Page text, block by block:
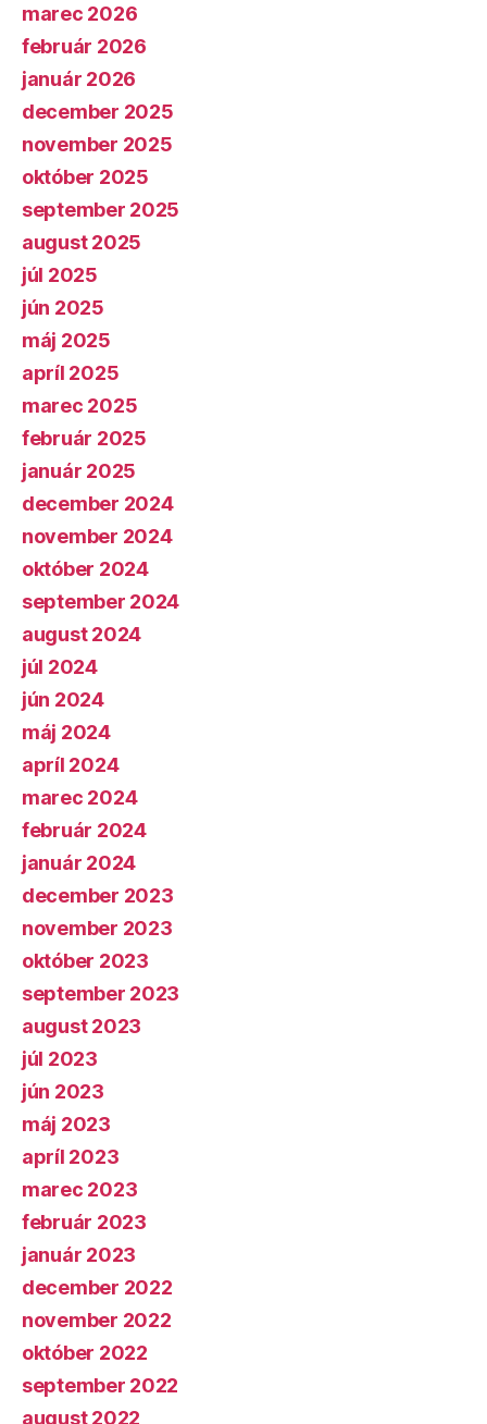
marec 2026
február 2026
január 2026
december 2025
november 2025
október 2025
september 2025
august 2025
júl 2025
jún 2025
máj 2025
apríl 2025
marec 2025
február 2025
január 2025
december 2024
november 2024
október 2024
september 2024
august 2024
júl 2024
jún 2024
máj 2024
apríl 2024
marec 2024
február 2024
január 2024
december 2023
november 2023
október 2023
september 2023
august 2023
júl 2023
jún 2023
máj 2023
apríl 2023
marec 2023
február 2023
január 2023
december 2022
november 2022
október 2022
september 2022
august 2022